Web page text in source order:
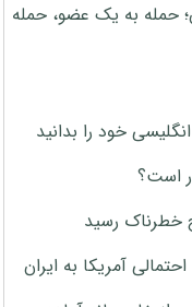
حمله به یک عضو، حمله
خود را بدانید
خطرناک رسید
آمریکا به ایران